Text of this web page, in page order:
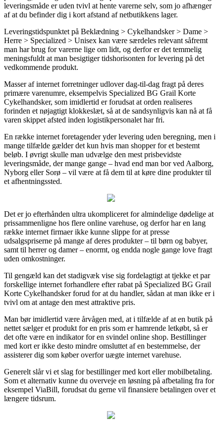
leveringsmåde er uden tvivl at hente varerne selv, som jo afhænger
af at du befinder dig i kort afstand af netbutikkens lager.
Leveringstidspunktet på Beklædning > Cykelhandsker > Dame >
Herre > Specialized > Unisex kan være særdeles relevant såfremt
man har brug for varerne lige om lidt, og derfor er det temmelig
meningsfuldt at man besigtiger tidshorisonten for levering på det
vedkommende produkt.
Masser af internet forretninger udlover dag-til-dag fragt på deres
primære varenumre, eksempelvis Specialized BG Grail Korte
Cykelhandsker, som imidlertid er forudsat at orden realiseres
forinden et nøjagtigt klokkeslæt, så at de sandsynligvis kan nå at få
varen skippet afsted inden logistikpersonalet har fri.
En række internet foretagender yder levering uden beregning, men i
mange tilfælde gælder det kun hvis man shopper for et bestemt
beløb. I øvrigt skulle man udvælge den mest prisbevidste
leveringsmåde, der mange gange – hvad end man bor ved Aalborg,
Nyborg eller Sorø – vil være at få dem til at køre dine produkter til
et afhentningssted.
Det er jo efterhånden ultra ukompliceret for almindelige dødelige at
prissammenligne hos flere online varehuse, og derfor har en lang
række internet firmaer ikke kunne slippe for at presse
udsalgspriserne på mange af deres produkter – til børn og babyer,
samt til herrer og damer – enormt, og endda nogle gange love fragt
uden omkostninger.
Til gengæld kan det stadigvæk vise sig fordelagtigt at tjekke et par
forskellige internet forhandlere efter rabat på Specialized BG Grail
Korte Cykelhandsker forud for at du handler, sådan at man ikke er i
tvivl om at antage den mest attraktive pris.
Man bør imidlertid være årvågen med, at i tilfælde af at en butik på
nettet sælger et produkt for en pris som er hamrende letkøbt, så er
det ofte være en indikator for en svindel online shop. Bestillinger
med kort er ikke desto mindre omsluttet af en bestemmelse, der
assisterer dig som køber overfor uægte internet varehuse.
Generelt slår vi et slag for bestillinger med kort eller mobilbetaling.
Som et alternativ kunne du overveje en løsning på afbetaling fra for
eksempel ViaBill, forudsat du gerne vil finansiere betalingen over et
længere tidsrum.